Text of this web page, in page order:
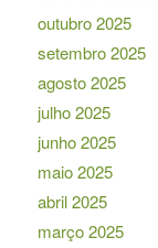
outubro 2025
setembro 2025
agosto 2025
julho 2025
junho 2025
maio 2025
abril 2025
março 2025